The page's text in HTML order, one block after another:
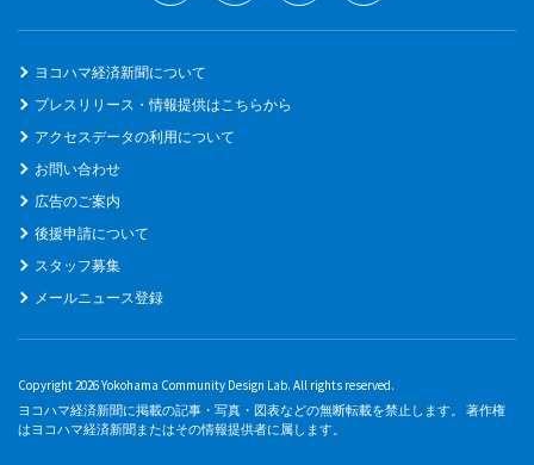
ヨコハマ経済新聞について
プレスリリース・情報提供はこちらから
アクセスデータの利用について
お問い合わせ
広告のご案内
後援申請について
スタッフ募集
メールニュース登録
Copyright 2026 Yokohama Community Design Lab. All rights reserved.
ヨコハマ経済新聞に掲載の記事・写真・図表などの無断転載を禁止します。 著作権
はヨコハマ経済新聞またはその情報提供者に属します。